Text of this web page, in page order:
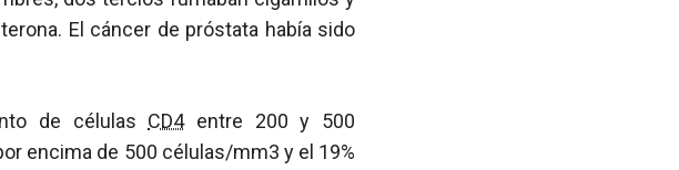
El cáncer de próstata había sido
de células CD4entre 200 y 500
encima de 500 células/mm3 y el 19%